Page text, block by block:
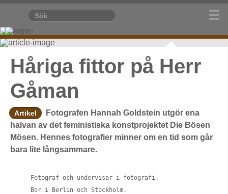
Foto: Hannah Goldstein
Håriga fittor på Herr
Gåman
Artikel
Fotografen Hannah Goldstein utgör ena
halvan av det feministiska konstprojektet Die Bösen
Mösen. Hennes fotografier minner om en tid som går
bara lite långsammare.
Fotograf och undervisar i fotografi.
Bor i Berlin och Stockholm.